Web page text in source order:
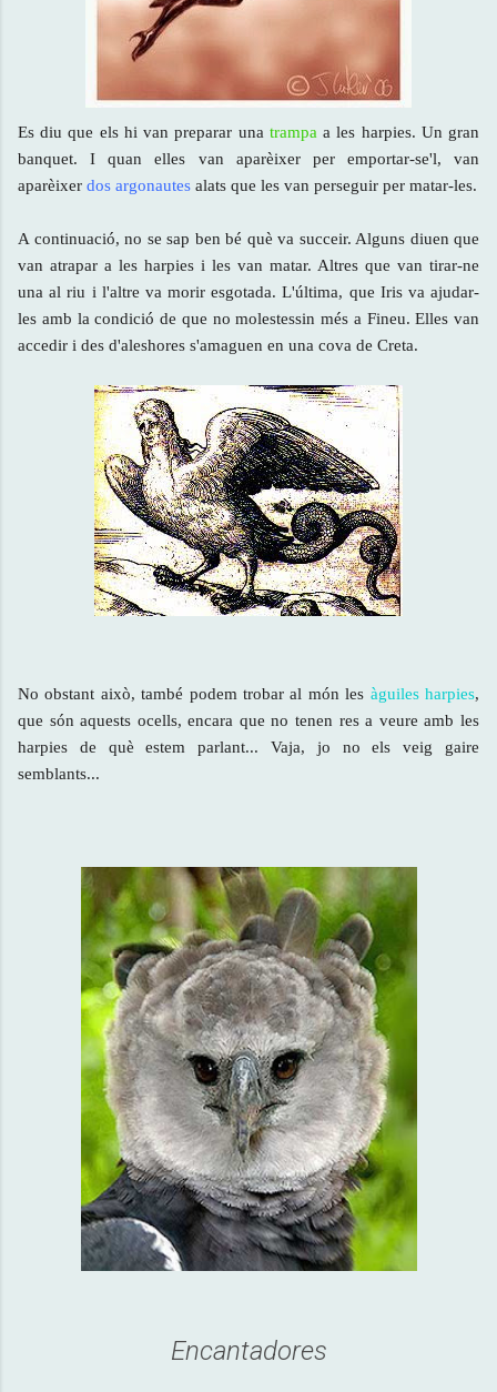
Es diu que els hi van preparar una trampaa les harpies. Un gran
banquet. I quan elles van aparèixer per emportar-se'l, van
aparèixer dos argonautes alats que les van perseguir per matar-les.
A continuació, no se sap ben bé què va succeir. Alguns diuen que
van atrapar a les harpies i les van matar. Altres que van tirar-ne
una al riu i l'altre va morir esgotada. L'última, que Iris va ajudar-
les amb la condició de que no molestessin més a Fineu. Elles van
accedir i des d'aleshores s'amaguen en una cova de Creta.
No obstant això, també podem trobar al món les àguiles harpies,
que són aquests ocells, encara que no tenen res a veure amb les
harpies de què estem parlant... Vaja, jo no els veig gaire
semblants...
Encantadores